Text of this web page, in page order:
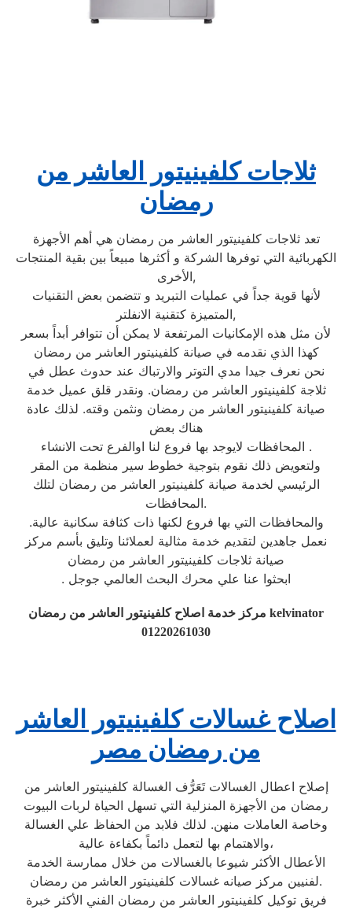
ثلاجات كلفينيتور العاشر من
رمضان
تعد ثلاجات كلفينيتور العاشر من رمضان هي أهم الأجهزة
الكهربائية التي توفرها الشركة و أكثرها مبيعاً بين بقية المنتجات
الأخرى,
لأنها قوية جداً في عمليات التبريد و تتضمن بعض التقنيات
المتميزة كتقنية الانفلتر,
لأن مثل هذه الإمكانيات المرتفعة لا يمكن أن تتوافر أبداً بسعر
كهذا الذي نقدمه في صيانة كلفينيتور العاشر من رمضان
نحن نعرف جيدا مدي التوتر والارتباك عند حدوث عطل في
ثلاجة كلفينيتور العاشر من رمضان. ونقدر قلق عميل خدمة
صيانة كلفينيتور العاشر من رمضان ونثمن وقته. لذلك عادة
هناك بعض
المحافظات لايوجد بها فروع لنا اوالفرع تحت الانشاء .
ولتعويض ذلك نقوم بتوجية خطوط سير منظمة من المقر
الرئيسي لخدمة صيانة كلفينيتور العاشر من رمضان لتلك
المحافظات.
والمحافظات التي بها فروع لكنها ذات كثافة سكانية عالية.
نعمل جاهدين لتقديم خدمة مثالية لعملائنا وتليق بأسم مركز
صيانة ثلاجات كلفينيتور العاشر من رمضان
. ابحثوا عنا علي محرك البحث العالمي جوجل
مركز خدمة اصلاح كلفينيتور العاشر من رمضان kelvinator
01220261030
اصلاح غسالات كلفينيتور العاشر
من رمضان مصر
إصلاح اعطال الغسالات تَعَرُّف الغسالة كلفينيتور العاشر من
رمضان من الأجهزة المنزلية التي تسهل الحياة لربات البيوت
وخاصة العاملات منهن. لذلك فلابد من الحفاظ علي الغسالة
والاهتمام بها لتعمل دائماً بكفاءة عالية،
الأعطال الأكثر شيوعا بالغسالات من خلال ممارسة الخدمة
لفنيين مركز صيانه غسالات كلفينيتور العاشر من رمضان.
فريق توكيل كلفينيتور العاشر من رمضان الفني الأكثر خبرة